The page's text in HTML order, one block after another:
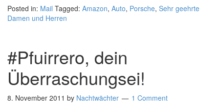
Posted in: Mail Tagged: Amazon, Auto, Porsche, Sehr geehrte
Damen und Herren
#Pfuirrero, dein
Überraschungsei!
8. November 2011 by Nachtwächter 1 Comment